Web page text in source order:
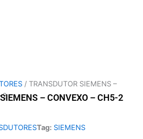
/ TRANSDUTOR SIEMENS –
2
– CONVEXO – CH5-2
Tag: SIEMENS